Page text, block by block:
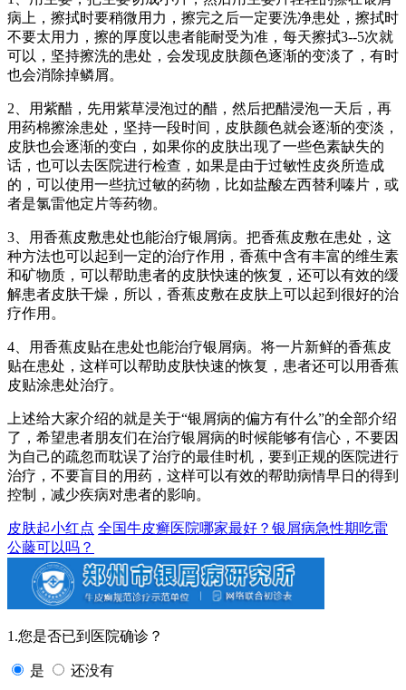
病上，擦拭时要稍微用力，擦完之后一定要洗净患处，擦拭时
不要太用力，擦的厚度以患者能耐受为准，每天擦拭3--5次就
可以，坚持擦洗的患处，会发现皮肤颜色逐渐的变淡了，有时
也会消除掉鳞屑。
2、用紫醋，先用紫草浸泡过的醋，然后把醋浸泡一天后，再
用药棉擦涂患处，坚持一段时间，皮肤颜色就会逐渐的变淡，
皮肤也会逐渐的变白，如果你的皮肤出现了一些色素缺失的
话，也可以去医院进行检查，如果是由于过敏性皮炎所造成
的，可以使用一些抗过敏的药物，比如盐酸左西替利嗪片，或
者是氯雷他定片等药物。
3、用香蕉皮敷患处也能治疗银屑病。把香蕉皮敷在患处，这
种方法也可以起到一定的治疗作用，香蕉中含有丰富的维生素
和矿物质，可以帮助患者的皮肤快速的恢复，还可以有效的缓
解患者皮肤干燥，所以，香蕉皮敷在皮肤上可以起到很好的治
疗作用。
4、用香蕉皮贴在患处也能治疗银屑病。将一片新鲜的香蕉皮
贴在患处，这样可以帮助皮肤快速的恢复，患者还可以用香蕉
皮贴涂患处治疗。
上述给大家介绍的就是关于“银屑病的偏方有什么”的全部介绍
了，希望患者朋友们在治疗银屑病的时候能够有信心，不要因
为自己的疏忽而耽误了治疗的最佳时机，要到正规的医院进行
治疗，不要盲目的用药，这样可以有效的帮助病情早日的得到
控制，减少疾病对患者的影响。
皮肤起小红点 全国牛皮癣医院哪家最好？银屑病急性期吃雷
公藤可以吗？
1.您是否已到医院确诊？
是 还没有